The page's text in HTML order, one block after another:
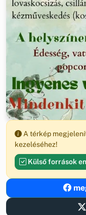
A térkép
kezeléséhez!
Külső források